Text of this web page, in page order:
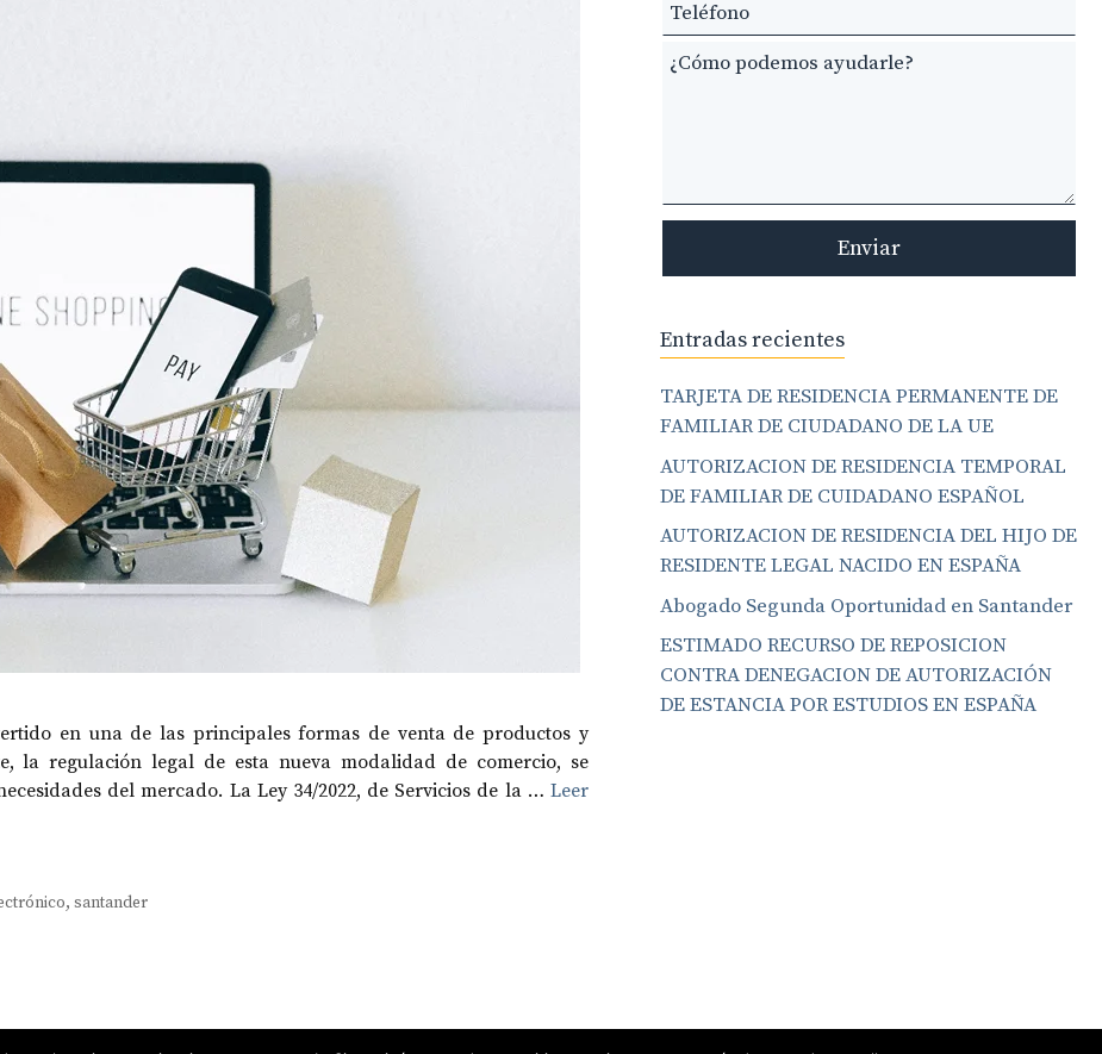
en una de las principales formas de venta de productos y
la regulación legal de esta nueva modalidad de comercio, se
del mercado. La Ley 34/2022, de Servicios de la … Leer
, santander
field
blank
Enviar
Entradas recientes
TARJETA DE RESIDENCIA PERMANENTE DE
FAMILIAR DE CIUDADANO DE LA UE
AUTORIZACION DE RESIDENCIA TEMPORAL
DE FAMILIAR DE CUIDADANO ESPAÑOL
AUTORIZACION DE RESIDENCIA DEL HIJO DE
RESIDENTE LEGAL NACIDO EN ESPAÑA
Abogado Segunda Oportunidad en Santander
ESTIMADO RECURSO DE REPOSICION
CONTRA DENEGACION DE AUTORIZACIÓN
DE ESTANCIA POR ESTUDIOS EN ESPAÑA